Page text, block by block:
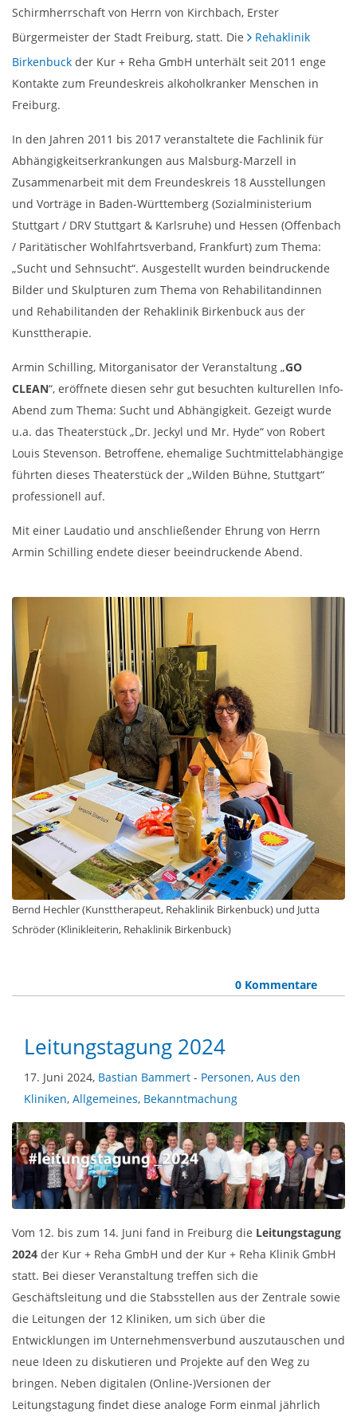
Schirmherrschaft von Herrn von Kirchbach, Erster
Bürgermeister der Stadt Freiburg, statt. Die
Rehaklinik
Birkenbuck der Kur + Reha GmbH unterhält seit 2011 enge
Kontakte zum Freundeskreis alkoholkranker Menschen in
Freiburg.
In den Jahren 2011 bis 2017 veranstaltete die Fachlinik für
Abhängigkeitserkrankungen aus Malsburg-Marzell in
Zusammenarbeit mit dem Freundeskreis 18 Ausstellungen
und Vorträge in Baden-Württemberg (Sozialministerium
Stuttgart / DRV Stuttgart & Karlsruhe) und Hessen (Offenbach
/ Paritätischer Wohlfahrtsverband, Frankfurt) zum Thema:
„Sucht und Sehnsucht“. Ausgestellt wurden beindruckende
Bilder und Skulpturen zum Thema von Rehabilitandinnen
und Rehabilitanden der Rehaklinik Birkenbuck aus der
Kunsttherapie.
Armin Schilling, Mitorganisator der Veranstaltung „GO
CLEAN“, eröffnete diesen sehr gut besuchten kulturellen Info-
Abend zum Thema: Sucht und Abhängigkeit. Gezeigt wurde
u.a. das Theaterstück „Dr. Jeckyl und Mr. Hyde“ von Robert
Louis Stevenson. Betroffene, ehemalige Suchtmittelabhängige
führten dieses Theaterstück der „Wilden Bühne, Stuttgart“
professionell auf.
Mit einer Laudatio und anschließender Ehrung von Herrn
Armin Schilling endete dieser beeindruckende Abend.
Bernd Hechler (Kunsttherapeut, Rehaklinik Birkenbuck) und Jutta
Schröder (Klinikleiterin, Rehaklinik Birkenbuck)
0 Kommentare
Leitungstagung 2024
17. Juni 2024, Bastian Bammert - Personen, Aus den
Kliniken, Allgemeines, Bekanntmachung
Vom 12. bis zum 14. Juni fand in Freiburg die Leitungstagung
2024 der Kur + Reha GmbH und der Kur + Reha Klinik GmbH
statt. Bei dieser Veranstaltung treffen sich die
Geschäftsleitung und die Stabsstellen aus der Zentrale sowie
die Leitungen der 12 Kliniken, um sich über die
Entwicklungen im Unternehmensverbund auszutauschen und
neue Ideen zu diskutieren und Projekte auf den Weg zu
bringen. Neben digitalen (Online-)Versionen der
Leitungstagung findet diese analoge Form einmal jährlich